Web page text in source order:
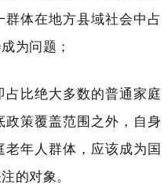
体在地方县域社会中占
为问题；
占比绝大多数的普通家庭
政策覆盖范围之外，自身
年人群体，应该成为国
的对象。